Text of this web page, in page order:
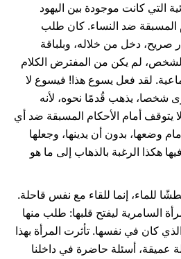
التي كانت موجودة بين اليهود
المسبقة ضد النساء. كان طلب
صريح، دخل من خلاله، وبلباقة
لشخص، لم يكن من المفترض الكلام
لقد فعل يسوع هذا! فيسوع لا
شخصا، يذهب قُدمًا نحوه، لأنه
يتوقف أمام الأحكام المسبقة ضد أي
بدون أن يدينها، وجعلها
هكذا الرغبة بالذهاب إلى ما هو
إنما للقاء مع نفس قاحلة.
السامرية ليفتح قلبها: طلب منها
كان في نفسها. تأثرت المرأة بهذا
عميقة، أسئلة حاضرة في داخلنا